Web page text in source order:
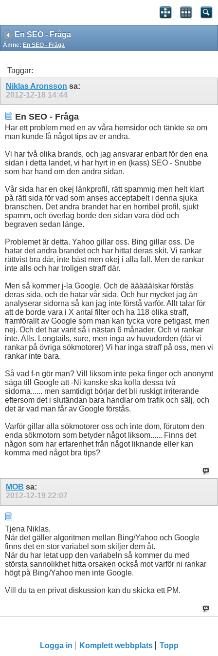
En SEO - Fråga
Ämne: En SEO - Fråga
Taggar:
Niklas Aronsson sa:
2012-12-18 14:44
En SEO - Fråga
Har ett problem med en av våra hemsidor och tänkte se om
man kunde få något tips av er andra.
Vi har två olika brands, och jag ansvarar enbart för den ena
sidan i detta landet, vi har hyrt in en (kass) SEO - Snubbe
som har hand om den andra sidan.
Vår sida har en okej länkprofil, rätt spammig men helt klart
på rätt sida för vad som anses acceptabelt i denna sjuka
branschen. Det andra brandet har en horribel profil, sjukt
spamm, och överlag borde den sidan vara död och
begraven sedan länge.
Problemet är detta. Yahoo gillar oss. Bing gillar oss. De
hatar det andra brandet och har hittat deras skit. Vi rankar
rättvist bra där, inte bäst men okej i alla fall. Men de rankar
inte alls och har troligen straff där.
Men så kommer j-la Google. Och de ääääälskar förstås
deras sida, och de hatar vår sida. Och hur mycket jag än
analyserar sidorna så kan jag inte förstå varför. Allt talar för
att de borde vara i X antal filter och ha 118 olika straff,
framförallt av Google som man kan tycka vore petigast, men
nej. Och det har varit så i nästan 6 månader. Och vi rankar
inte. Alls. Longtails, sure, men inga av huvudorden (där vi
rankar på övriga sökmotorer) Vi har inga straff på oss, men vi
rankar inte bara.
Så vad f-n gör man? Vill liksom inte peka finger och anonymt
säga till Google att -Ni kanske ska kolla dessa två
sidorna...... men samtidigt börjar det bli ruskigt irriterande
eftersom det i slutändan bara handlar om trafik och sälj, och
det är vad man får av Google förstås.
Varför gillar alla sökmotorer oss och inte dom, förutom den
enda sökmotorn som betyder något liksom...... Finns det
någon som har erfarenhet från något liknande eller kan
komma med något bra tips?
MOB sa:
2012-12-19 22:07
Tjena Niklas.
När det gäller algoritmen mellan Bing/Yahoo och Google
finns det en stor variabel som skiljer dem åt.
När du har letat upp den variabeln så kommer du med
största sannolikhet hitta orsaken också mot varför ni rankar
högt på Bing/Yahoo men inte Google.
Vill du ta en privat diskussion kan du skicka ett PM.
Logga in Komplett webbplats Topp